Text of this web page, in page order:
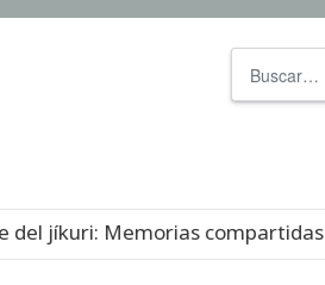
compartidas en Cueva